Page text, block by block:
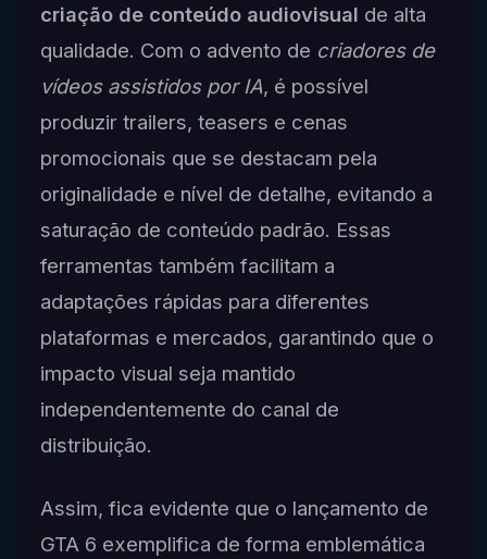
criação de conteúdo audiovisual de alta
qualidade. Com o advento de criadores de
vídeos assistidos por IA, é possível
produzir trailers, teasers e cenas
promocionais que se destacam pela
originalidade e nível de detalhe, evitando a
saturação de conteúdo padrão. Essas
ferramentas também facilitam a
adaptações rápidas para diferentes
plataformas e mercados, garantindo que o
impacto visual seja mantido
independentemente do canal de
distribuição.
Assim, fica evidente que o lançamento de
GTA 6 exemplifica de forma emblemática